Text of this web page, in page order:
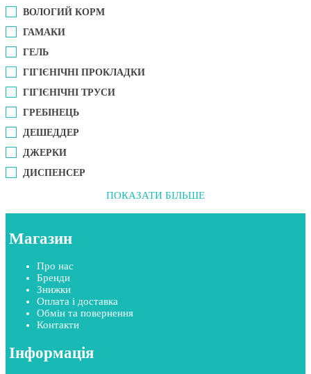
ВОЛОГИЙ КОРМ
ГАМАКИ
ГЕЛЬ
ГІГІЄНІЧНІ ПРОКЛАДКИ
ГІГІЄНІЧНІ ТРУСИ
ГРЕБІНЕЦЬ
ДЕШЕДДЕР
ДЖЕРКИ
ДИСПЕНСЕР
ПОКАЗАТИ БІЛЬШЕ
Магазин
Про нас
Бренди
Знижки
Оплата і доставка
Обмін та повернення
Контакти
Інформація